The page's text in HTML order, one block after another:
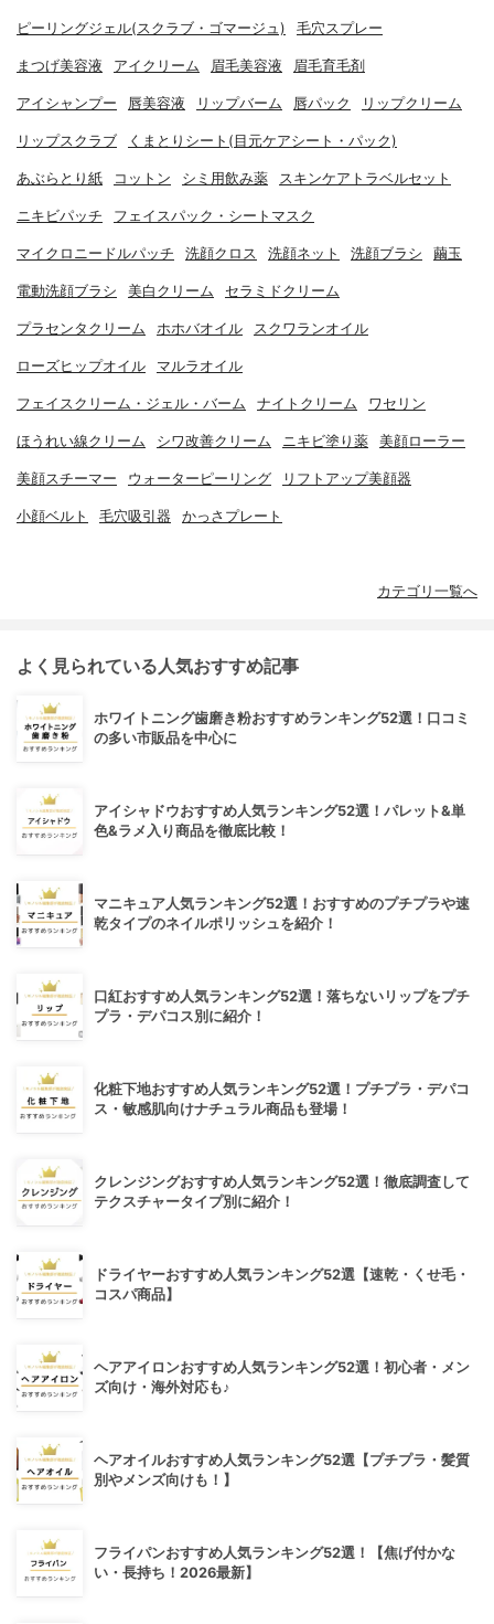
ピーリングジェル(スクラブ・ゴマージュ) 毛穴スプレー
まつげ美容液 アイクリーム 眉毛美容液 眉毛育毛剤
アイシャンプー 唇美容液 リップバーム 唇パック リップクリーム
リップスクラブ くまとりシート(目元ケアシート・パック)
あぶらとり紙 コットン シミ用飲み薬 スキンケアトラベルセット
ニキビパッチ フェイスパック・シートマスク
マイクロニードルパッチ 洗顔クロス 洗顔ネット 洗顔ブラシ 繭玉
電動洗顔ブラシ 美白クリーム セラミドクリーム
プラセンタクリーム ホホバオイル スクワランオイル
ローズヒップオイル マルラオイル
フェイスクリーム・ジェル・バーム ナイトクリーム ワセリン
ほうれい線クリーム シワ改善クリーム ニキビ塗り薬 美顔ローラー
美顔スチーマー ウォーターピーリング リフトアップ美顔器
小顔ベルト 毛穴吸引器 かっさプレート
カテゴリ一覧へ
よく見られている人気おすすめ記事
ホワイトニング歯磨き粉おすすめランキング52選！口コミ
の多い市販品を中心に
アイシャドウおすすめ人気ランキング52選！パレット&単
色&ラメ入り商品を徹底比較！
マニキュア人気ランキング52選！おすすめのプチプラや速
乾タイプのネイルポリッシュを紹介！
口紅おすすめ人気ランキング52選！落ちないリップをプチ
プラ・デパコス別に紹介！
化粧下地おすすめ人気ランキング52選！プチプラ・デパコ
ス・敏感肌向けナチュラル商品も登場！
クレンジングおすすめ人気ランキング52選！徹底調査して
テクスチャータイプ別に紹介！
ドライヤーおすすめ人気ランキング52選【速乾・くせ毛・
コスパ商品】
ヘアアイロンおすすめ人気ランキング52選！初心者・メン
ズ向け・海外対応も♪
ヘアオイルおすすめ人気ランキング52選【プチプラ・髪質
別やメンズ向けも！】
フライパンおすすめ人気ランキング52選！【焦げ付かな
い・長持ち！2026最新】